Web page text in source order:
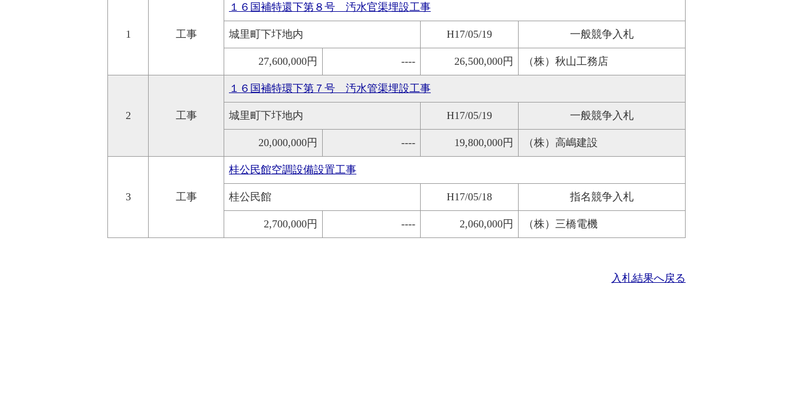
1 工事
１６国補特還下第８号 汚水官渠埋設工事
城里町下圷地内 H17/05/19 一般競争入札
27,600,000円 ---- 26,500,000円 （株）秋山工務店
2 工事
１６国補特環下第７号 汚水管渠埋設工事
城里町下圷地内 H17/05/19 一般競争入札
20,000,000円 ---- 19,800,000円 （株）高嶋建設
3 工事
桂公民館空調設備設置工事
桂公民館 H17/05/18 指名競争入札
2,700,000円 ---- 2,060,000円 （株）三橋電機
入札結果へ戻る